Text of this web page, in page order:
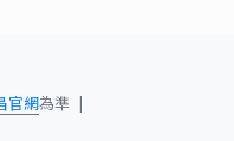
官網為準 |